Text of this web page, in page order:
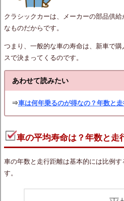
クラシックカーは、メーカーの部品供
なものだからです。
つまり、一般的な車の寿命は、新車で
スで決まってくるのです。
あわせて読みたい
⇒車は何年乗るのが得なの？年数と
車の平均寿命は？年数と走
車の年数と走行距離は基本的には比例
す。